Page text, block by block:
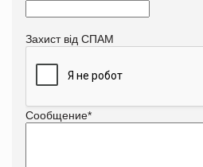
Захист від СПАМ
Сообщение*